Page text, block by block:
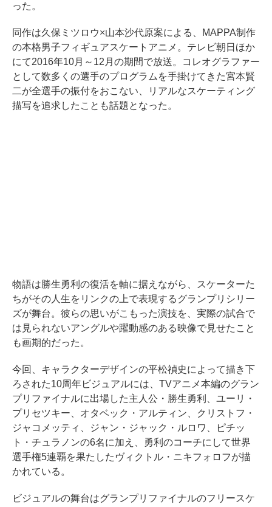
った。
同作は久保ミツロウ×山本沙代原案による、MAPPA制作
の本格男子フィギュアスケートアニメ。テレビ朝日ほか
にて2016年10月～12月の期間で放送。コレオグラファー
として数多くの選手のプログラムを手掛けてきた宮本賢
二が全選手の振付をおこない、リアルなスケーティング
描写を追求したことも話題となった。
物語は勝生勇利の復活を軸に据えながら、スケーターた
ちがその人生をリンクの上で表現するグランプリシリー
ズが舞台。彼らの思いがこもった演技を、実際の試合で
は見られないアングルや躍動感のある映像で見せたこと
も画期的だった。
今回、キャラクターデザインの平松禎史によって描き下
ろされた10周年ビジュアルには、TVアニメ本編のグラン
プリファイナルに出場した主人公・勝生勇利、ユーリ・
プリセツキー、オタベック・アルティン、クリストフ・
ジャコメッティ、ジャン・ジャック・ルロワ、ピチッ
ト・チュラノンの6名に加え、勇利のコーチにして世界
選手権5連覇を果たしたヴィクトル・ニキフォロフが描
かれている。
ビジュアルの舞台はグランプリファイナルのフリースケ